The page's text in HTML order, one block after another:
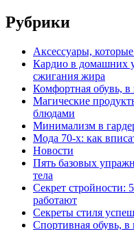
Рубрики
Аксессуары,
Кардио в домашних
сжигания жира
Комфортная обувь,
Магические
блюдами
Минимализм в
Мода 70-х: как
Новости
Пять базовых
тела
Секрет стройности:
работают
Секреты стиля
Спортивная обувь, в